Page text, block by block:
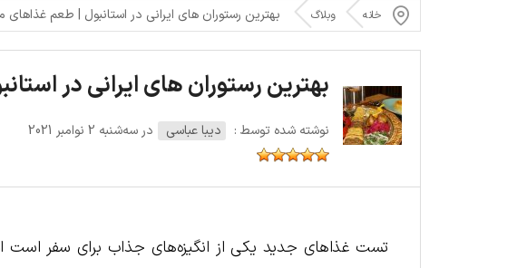
خانه وبلاگ بهترین رستوران های ایرانی در استانبول | طعم
بهترین رستوران های ایرانی در
نوشته شده توسط : دیبا عباسی در سه‌شنبه 2 نوامبر 2021
تست غذاهای جدید یکی از انگیزه‌های جذاب برای سفر است